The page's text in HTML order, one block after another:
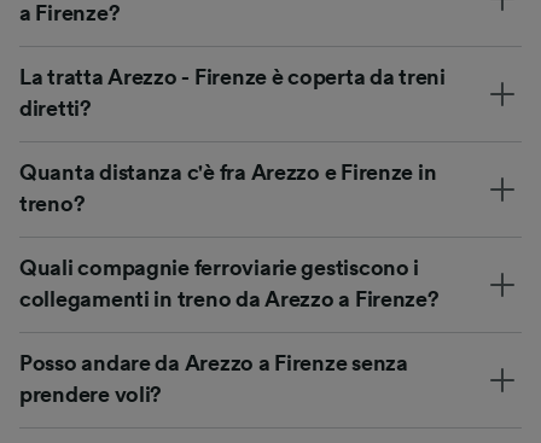
a Firenze?
La tratta Arezzo - Firenze è coperta da treni
diretti?
Quanta distanza c'è fra Arezzo e Firenze in
treno?
Quali compagnie ferroviarie gestiscono i
collegamenti in treno da Arezzo a Firenze?
Posso andare da Arezzo a Firenze senza
prendere voli?